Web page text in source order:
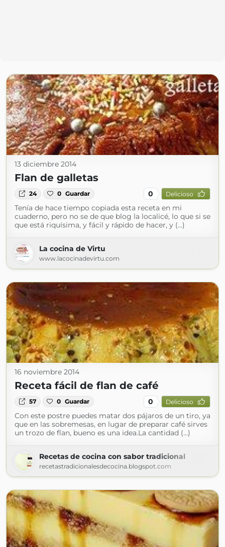
13 diciembre 2014
Flan de galletas
24 0 Guardar 0 Delicioso
Tenía de hace tiempo copiada esta receta en mi
cuaderno, pero no se de que blog la localicé, lo que si se
que está riquísima, y fácil y rápido de hacer, y (...)
La cocina de Virtu
www.lacocinadevirtu.com
16 noviembre 2014
Receta fácil de flan de café
57 0 Guardar 0 Delicioso
Con este postre puedes matar dos pájaros de un tiro, ya
que en las sobremesas, en lugar de preparar café sirves
un trozo de flan, bueno es una idea.La cantidad (...)
Recetas de cocina con sabor tradicional
recetastradicionalesdecocina.blogspot.com